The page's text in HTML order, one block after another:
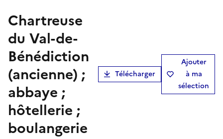
chartreuse
du Val-de-
Bénédiction
(ancienne) ;
abbaye ;
hôtellerie ;
boulangerie
Télécharger
Ajouter
à ma
sélection